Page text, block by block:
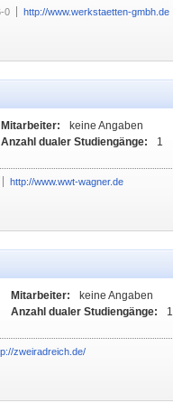
0 http://www.werkstaetten-gmbh.de
Mitarbeiter:
keine Angaben
Anzahl dualer Studiengänge:
1
http://www.wwt-wagner.de
Mitarbeiter:
keine Angaben
Anzahl dualer Studiengänge:
1
zweiradreich.de/